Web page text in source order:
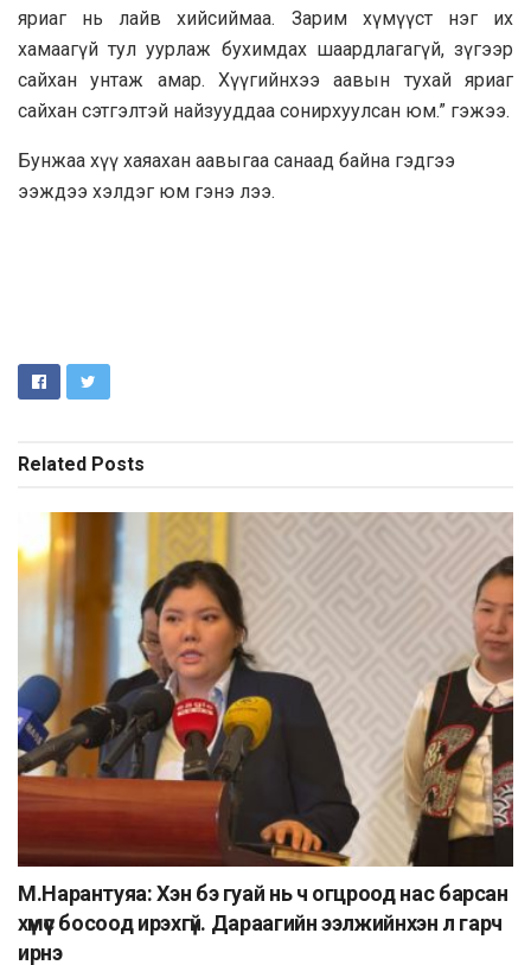
яриаг нь лайв хийсиймаа. Зарим хүмүүст нэг их
хамаагүй тул уурлаж бухимдах шаардлагагүй, зүгээр
сайхан унтаж амар. Хүүгийнхээ аавын тухай яриаг
сайхан сэтгэлтэй найзууддаа сонирхуулсан юм.” гэжээ.
Бунжаа хүү хаяахан аавыгаа санаад байна гэдгээ
ээждээ хэлдэг юм гэнэ лээ.
Related Posts
М.Нарантуяа: Хэн бэ гуай нь ч огцроод нас барсан
хүмүүс босоод ирэхгүй. Дараагийн ээлжийнхэн л гарч
ирнэ